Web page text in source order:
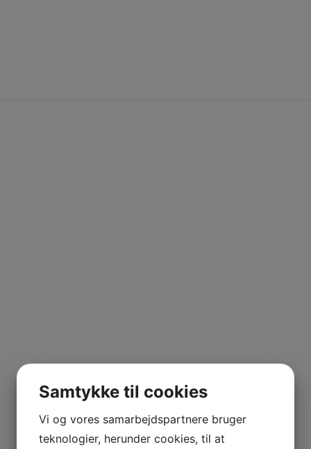
Samtykke til cookies
Vi og vores samarbejdspartnere bruger
teknologier, herunder cookies, til at